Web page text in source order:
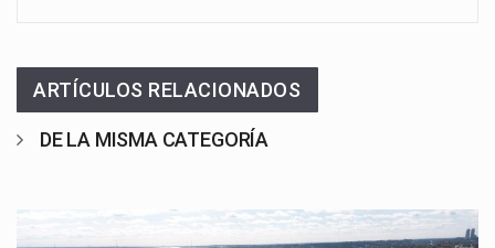
ARTÍCULOS RELACIONADOS
DE LA MISMA CATEGORÍA